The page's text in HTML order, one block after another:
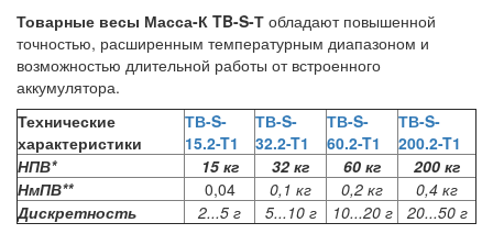
Товарные весы Масса-К TB-S-Т обладают повышенной
точностью, расширенным температурным диапазоном и
возможностью длительной работы от встроенного
аккумулятора.
Технические
характеристики
ТВ-S-
15.2-T1
ТВ-S-
32.2-T1
ТВ-S-
60.2-T1
ТВ-S-
200.2-T1
НПВ*
15 кг 32 кг 60 кг
200 кг
НмПВ**
0,04 0,1 кг 0,2 кг
0,4 кг
Дискретность
2...5 г 5...10 г 10...20 г 20...50 г